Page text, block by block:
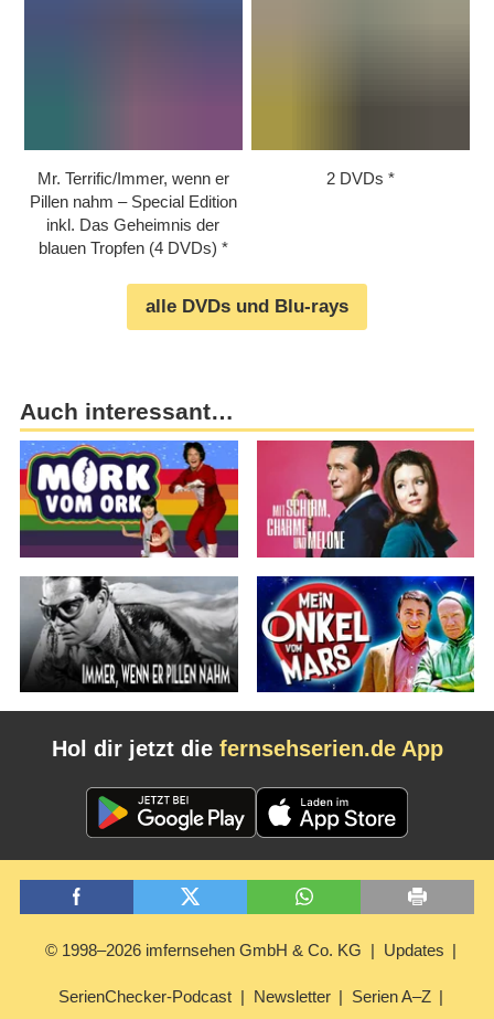
Mr. Terrific/​Immer, wenn er
Pillen nahm – Special Edition
inkl. Das Geheimnis der
blauen Tropfen (4 DVDs)
2 DVDs
alle DVDs und Blu-rays
Auch interessant…
Hol dir jetzt die fernsehserien.de App
© 1998–2026 imfernsehen GmbH & Co. KG Updates
SerienChecker-Podcast Newsletter Serien A–Z